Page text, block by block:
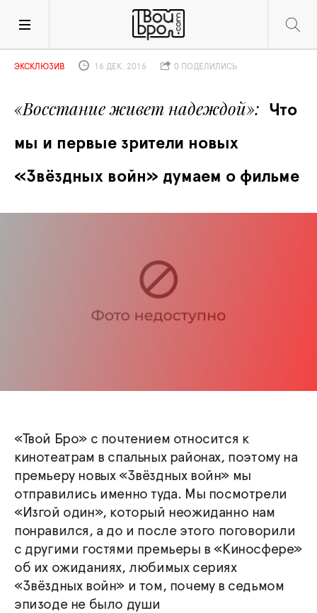
«Восстание живет надеждой»
Что
мы и первые зрители новых
«Звёздных войн» думаем о фильме
ЭКСКЛЮЗИВ 16 ДЕК. 2016 0 ПОДЕЛИЛИСЬ
«Твой Бро» с почтением относится к
кинотеатрам в спальных районах, поэтому на
премьеру новых «Звёздных войн» мы
отправились именно туда. Мы посмотрели
«Изгой один», который неожиданно нам
понравился, а до и после этого поговорили
с другими гостями премьеры в «Киносфере»
об их ожиданиях, любимых сериях
«Звёздных войн» и том, почему в седьмом
эпизоде не было души